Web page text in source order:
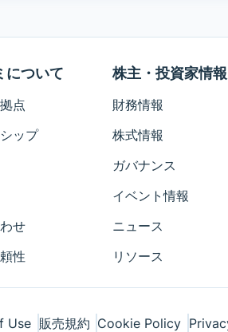
について
点
ップ
せ
性
株主・投資家情報
財務情報
株式情報
ガバナンス
イベント情報
ニュース
リソース
Use 販売規約 Cookie Policy